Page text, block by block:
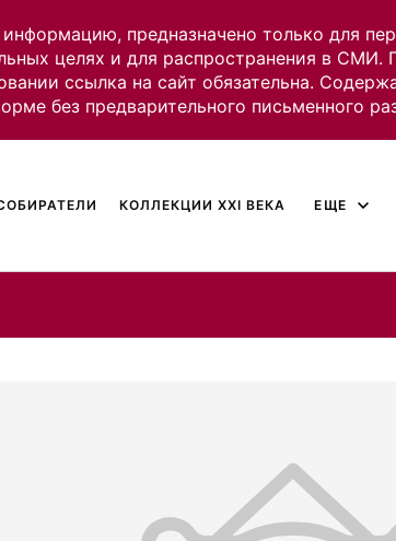
предназначено только для
целях и для распространения в СМИ.
ссылка на сайт обязательна.
без предварительного письменного
КОЛЛЕКЦИИ XXI ВЕКА ЕЩЕ